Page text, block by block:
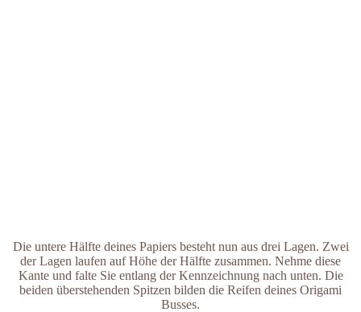
Die untere Hälfte deines Papiers besteht nun aus drei Lagen. Zwei
der Lagen laufen auf Höhe der Hälfte zusammen. Nehme diese
Kante und falte Sie entlang der Kennzeichnung nach unten. Die
beiden überstehenden Spitzen bilden die Reifen deines Origami
Busses.